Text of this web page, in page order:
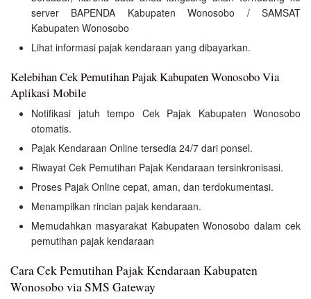
server BAPENDA Kabupaten Wonosobo / SAMSAT
Kabupaten Wonosobo
Lihat informasi pajak kendaraan yang dibayarkan.
Kelebihan Cek Pemutihan Pajak Kabupaten Wonosobo Via
Aplikasi Mobile
Notifikasi jatuh tempo Cek Pajak Kabupaten Wonosobo
otomatis.
Pajak Kendaraan Online tersedia 24/7 dari ponsel.
Riwayat Cek Pemutihan Pajak Kendaraan tersinkronisasi.
Proses Pajak Online cepat, aman, dan terdokumentasi.
Menampilkan rincian pajak kendaraan.
Memudahkan masyarakat Kabupaten Wonosobo dalam cek
pemutihan pajak kendaraan
Cara Cek Pemutihan Pajak Kendaraan Kabupaten
Wonosobo via SMS Gateway